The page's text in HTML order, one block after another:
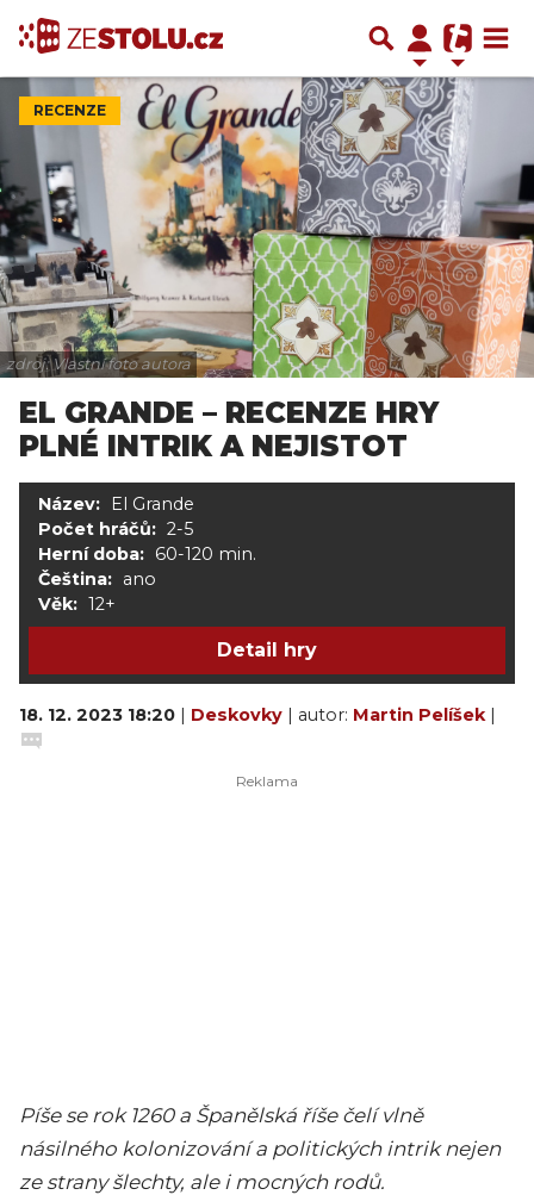
RECENZE
zdroj: Vlastní foto autora
EL GRANDE – RECENZE HRY
PLNÉ INTRIK A NEJISTOT
Název:
El Grande
Počet hráčů: 2-5
Herní doba: 60-120 min.
Čeština: ano
Věk: 12+
Detail hry
18. 12. 2023 18:20 | Deskovky | autor: Martin Pelíšek |
Píše se rok 1260 a Španělská říše čelí vlně
násilného kolonizování a politických intrik nejen
ze strany šlechty, ale i mocných rodů.